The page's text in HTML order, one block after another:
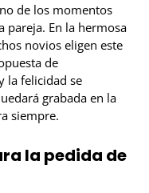
de los momentos
pareja. En la hermosa
novios eligen este
de
la felicidad se
grabada en la
siempre.
la pedida de